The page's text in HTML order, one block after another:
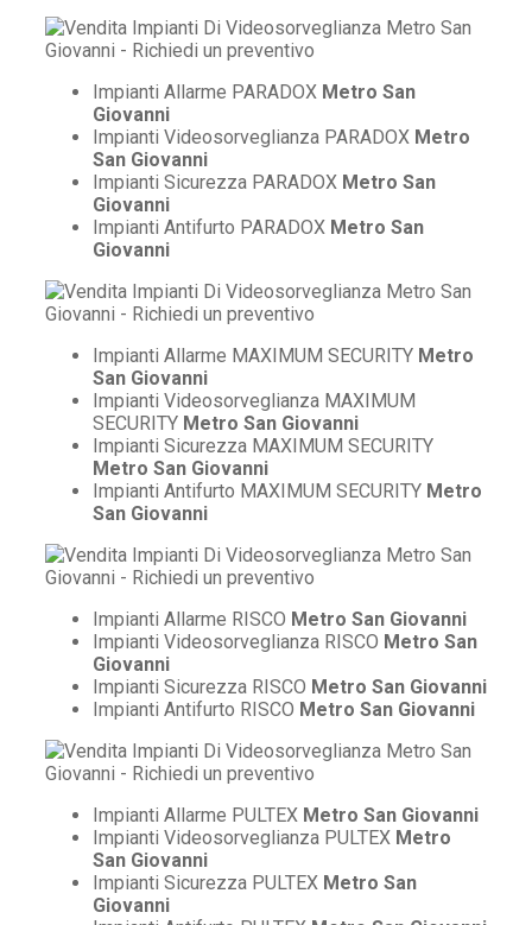
Impianti Allarme PARADOX Metro San
Giovanni
Impianti Videosorveglianza PARADOX Metro
San Giovanni
Impianti Sicurezza PARADOX Metro San
Giovanni
Impianti Antifurto PARADOX Metro San
Giovanni
Impianti Allarme MAXIMUM SECURITY Metro
San Giovanni
Impianti Videosorveglianza MAXIMUM
SECURITY Metro San Giovanni
Impianti Sicurezza MAXIMUM SECURITY
Metro San Giovanni
Impianti Antifurto MAXIMUM SECURITY Metro
San Giovanni
Impianti Allarme RISCO Metro San Giovanni
Impianti Videosorveglianza RISCO Metro San
Giovanni
Impianti Sicurezza RISCO Metro San Giovanni
Impianti Antifurto RISCO Metro San Giovanni
Impianti Allarme PULTEX Metro San Giovanni
Impianti Videosorveglianza PULTEX Metro
San Giovanni
Impianti Sicurezza PULTEX Metro San
Giovanni